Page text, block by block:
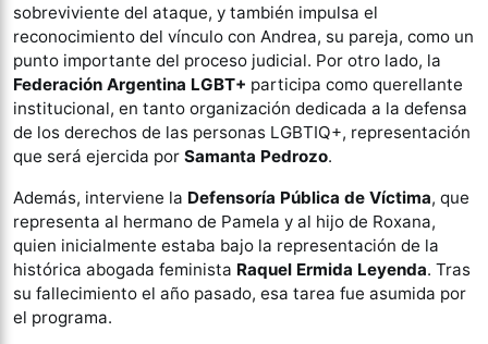
sobreviviente del ataque, y también impulsa el
reconocimiento del vínculo con Andrea, su pareja, como un
punto importante del proceso judicial. Por otro lado, la
Federación Argentina LGBT+ participa como querellante
institucional, en tanto organización dedicada a la defensa
de los derechos de las personas LGBTIQ+, representación
que será ejercida por Samanta Pedrozo.
Además, interviene la Defensoría Pública de Víctima, que
representa al hermano de Pamela y al hijo de Roxana,
quien inicialmente estaba bajo la representación de la
histórica abogada feminista Raquel Ermida Leyenda. Tras
su fallecimiento el año pasado, esa tarea fue asumida por
el programa.